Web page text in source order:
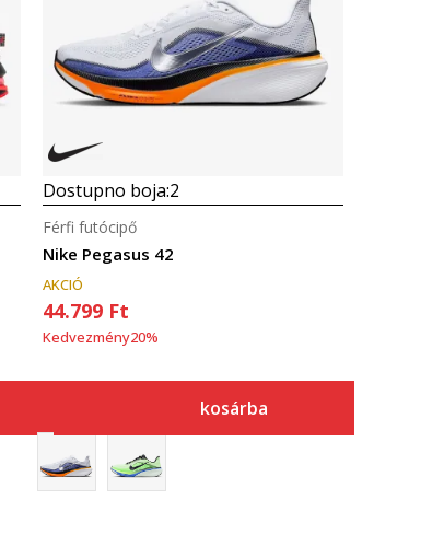
Dostupno boja:2
Nike Pegasus 42
Férfi futócipő
AKCIÓ
44.799 Ft
Kedvezmény20%
kosárba